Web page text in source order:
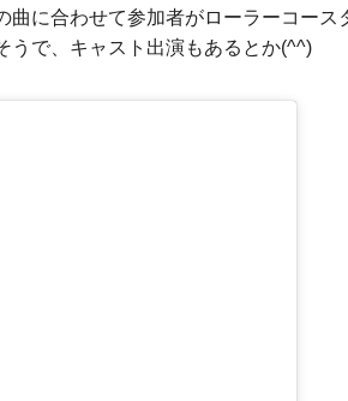
曲に合わせて参加者がローラーコース
うで、キャスト出演もあるとか(^^)